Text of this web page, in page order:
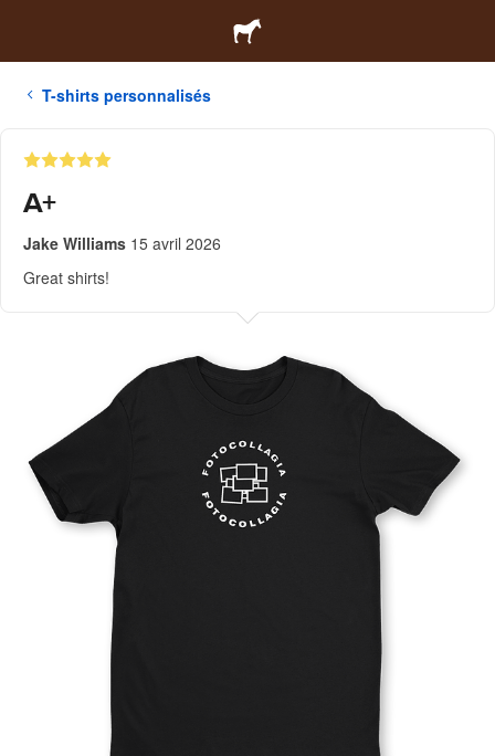
T-shirts personnalisés
A+
Jake Williams 15 avril 2026
Great shirts!